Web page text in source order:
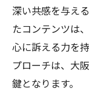
深い共感を与え
たコンテンツは
心に訴える力を
プローチは、大
鍵となります。